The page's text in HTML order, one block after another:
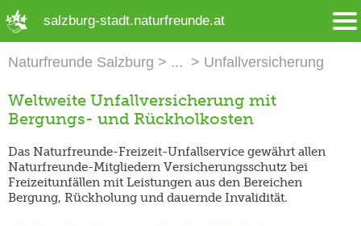
salzburg-stadt.naturfreunde.at
Naturfreunde Salzburg Unfallversicherung
Weltweite Unfallversicherung mit
Bergungs- und Rückholkosten
Das Naturfreunde-Freizeit-Unfallservice gewährt allen
Naturfreunde-Mitgliedern Versicherungsschutz bei
Freizeitunfällen mit Leistungen aus den Bereichen
Bergung, Rückholung und dauernde Invalidität.